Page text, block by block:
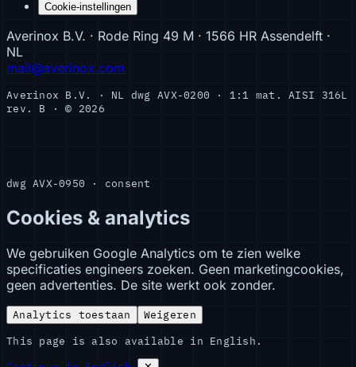
Cookie-instellingen
Averinox B.V. · Rode Ring 49 M · 1566 HR Assendelft ·
NL
mail@averinox.com
Averinox B.V. · NL dwg AVX-0200 · 1:1 mat. AISI 316L
rev. B · © 2026
dwg AVX-0950 · consent
Cookies & analytics
We gebruiken Google Analytics om te zien welke
specificaties engineers zoeken. Geen marketingcookies,
geen advertenties. De site werkt ook zonder.
Analytics toestaan
Weigeren
This page is also available in English.